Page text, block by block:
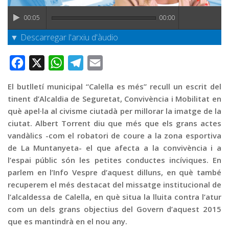
Publicitat
Contacte
00:05 00:00
▼ Descarregar l'arxiu d'àudio
Facebook WhatsAppTelegram
El butlletí municipal “Calella es més” recull un escrit del
tinent d’Alcaldia de Seguretat, Convivència i Mobilitat en
què apel·la al civisme ciutadà per millorar la imatge de la
ciutat. Albert Torrent diu que més que els grans actes
vandàlics -com el robatori de coure a la zona esportiva
de La Muntanyeta- el que afecta a la convivència i a
l’espai públic són les petites conductes incíviques. En
parlem en l’Info Vespre d’aquest dilluns, en què també
recuperem el més destacat del missatge institucional de
l’alcaldessa de Calella, en què situa la lluita contra l’atur
com un dels grans objectius del Govern d’aquest 2015
que es mantindrà en el nou any.